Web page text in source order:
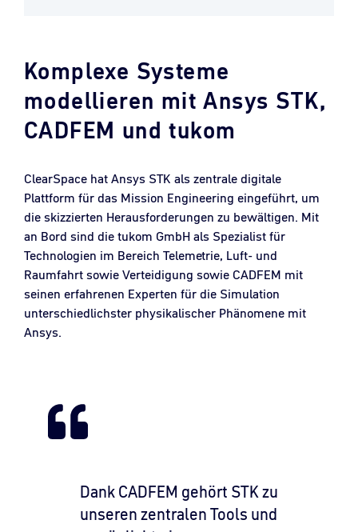
Komplexe Systeme
modellieren mit Ansys STK,
CADFEM und tukom
ClearSpace hat Ansys STK als zentrale digitale
Plattform für das Mission Engineering eingeführt, um
die skizzierten Herausforderungen zu bewältigen. Mit
an Bord sind die tukom GmbH als Spezialist für
Technologien im Bereich Telemetrie, Luft- und
Raumfahrt sowie Verteidigung sowie CADFEM mit
seinen erfahrenen Experten für die Simulation
unterschiedlichster physikalischer Phänomene mit
Ansys.
Dank CADFEM gehört STK zu
unseren zentralen Tools und